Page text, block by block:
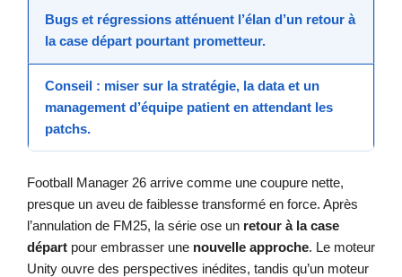
Bugs et régressions atténuent l’élan d’un retour à
la case départ pourtant prometteur.
Conseil : miser sur lastratégie, la data et un
management d’équipe patient en attendant les
patchs.
Football Manager 26 arrive comme une coupure nette,
presque un aveu de faiblesse transformé en force. Après
l’annulation de FM25, la série ose un retour à la case
départ pour embrasser une nouvelle approche. Le moteur
Unity ouvre des perspectives inédites, tandis qu’un moteur